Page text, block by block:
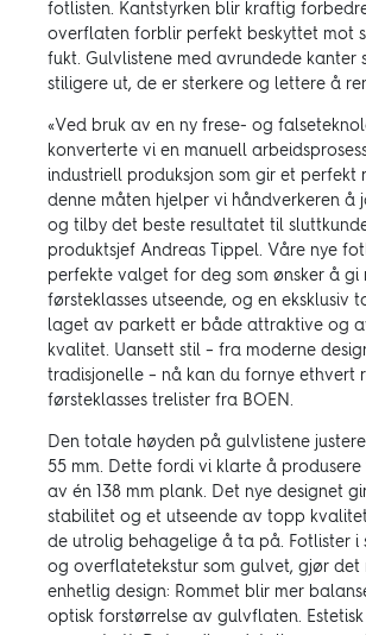
fotlisten. Kantstyrken blir kraftig
overflaten forblir perfekt beskyttet mot
fukt. Gulvlistene med avrundede kanter
stiligere ut, de er sterkere og lettere å
«Ved bruk av en ny frese- og
konverterte vi en manuell
industriell produksjon som gir et perfekt
denne måten hjelper vi håndverkeren å
og tilby det beste resultatet til
produktsjef Andreas Tippel. Våre nye
perfekte valget for deg som ønsker å gi
førsteklasses utseende, og en eksklusiv
laget av parkett er både attraktive og
kvalitet. Uansett stil – fra moderne
tradisjonelle – nå kan du fornye ethvert
førsteklasses trelister fra BOEN.
Den totale høyden på gulvlistene
55 mm. Dette fordi vi klarte å
av én 138 mm plank. Det nye designet
stabilitet og et utseende av topp
de utrolig behagelige å ta på. Fotlister i
og overflatetekstur som gulvet, gjør det
enhetlig design: Rommet blir mer
optisk forstørrelse av gulvflaten.